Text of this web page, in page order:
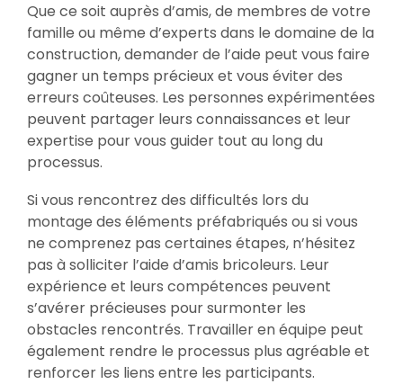
Que ce soit auprès d’amis, de membres de votre
famille ou même d’experts dans le domaine de la
construction, demander de l’aide peut vous faire
gagner un temps précieux et vous éviter des
erreurs coûteuses. Les personnes expérimentées
peuvent partager leurs connaissances et leur
expertise pour vous guider tout au long du
processus.
Si vous rencontrez des difficultés lors du
montage des éléments préfabriqués ou si vous
ne comprenez pas certaines étapes, n’hésitez
pas à solliciter l’aide d’amis bricoleurs. Leur
expérience et leurs compétences peuvent
s’avérer précieuses pour surmonter les
obstacles rencontrés. Travailler en équipe peut
également rendre le processus plus agréable et
renforcer les liens entre les participants.